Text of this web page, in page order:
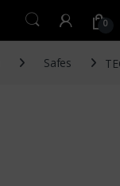
0
Safes